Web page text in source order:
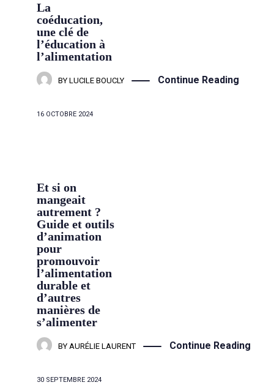
La
coéducation,
une clé de
l’éducation à
l’alimentation
BY LUCILE BOUCLY Continue Reading
16 OCTOBRE 2024
Et si on
mangeait
autrement ?
Guide et outils
d’animation
pour
promouvoir
l’alimentation
durable et
d’autres
manières de
s’alimenter
BY AURÉLIE LAURENT Continue Reading
30 SEPTEMBRE 2024